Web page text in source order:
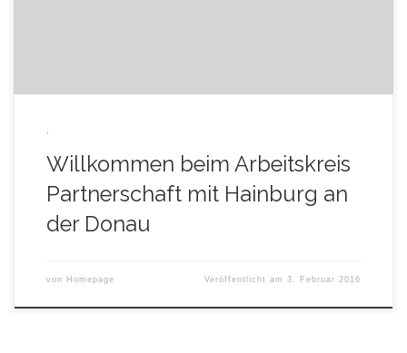
Willkommen beim Arbeitskreis
Partnerschaft mit Hainburg an
der Donau
von Homepage Veröffentlicht am3. Februar 2016